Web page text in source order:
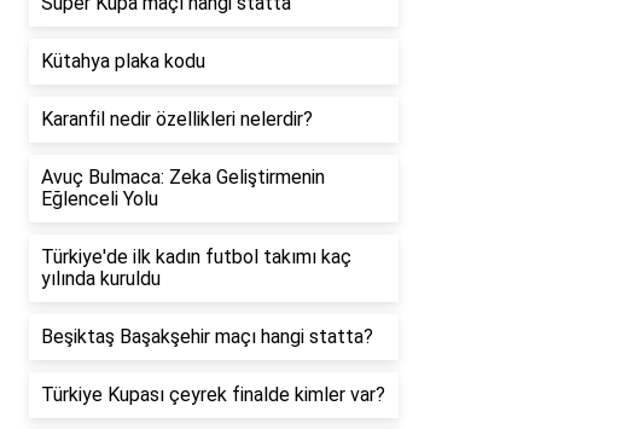
Kütahya plaka kodu
Karanfil nedir özellikleri nelerdir?
Avuç Bulmaca: Zeka Geliştirmenin
Eğlenceli Yolu
Türkiye'de ilk kadın futbol takımı kaç
yılında kuruldu
Beşiktaş Başakşehir maçı hangi statta?
Türkiye Kupası çeyrek finalde kimler var?